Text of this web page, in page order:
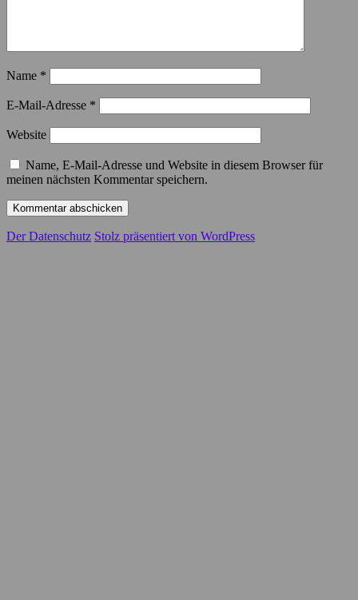
Name *
E-Mail-Adresse *
Website
Name, E-Mail-Adresse und Website in diesem Browser für
meinen nächsten Kommentar speichern.
Der Datenschutz Stolz präsentiert von WordPress